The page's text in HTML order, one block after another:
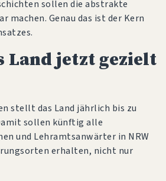
sollen die abstrakte
machen. Genau das ist der Kern
Land jetzt gezielt
stellt das Land jährlich bis zu
sollen künftig alle
und Lehramtsanwärter in NRW
erhalten, nicht nur